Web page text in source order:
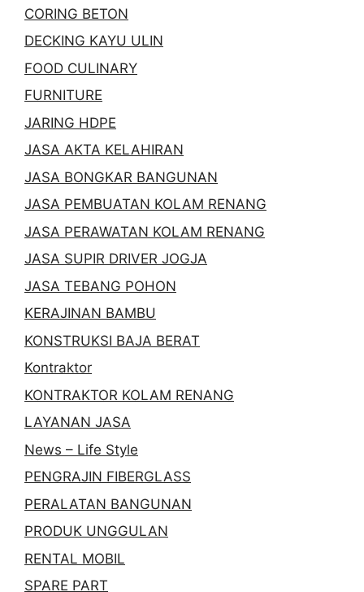
CORING BETON
DECKING KAYU ULIN
FOOD CULINARY
FURNITURE
JARING HDPE
JASA AKTA KELAHIRAN
JASA BONGKAR BANGUNAN
JASA PEMBUATAN KOLAM RENANG
JASA PERAWATAN KOLAM RENANG
JASA SUPIR DRIVER JOGJA
JASA TEBANG POHON
KERAJINAN BAMBU
KONSTRUKSI BAJA BERAT
Kontraktor
KONTRAKTOR KOLAM RENANG
LAYANAN JASA
News – Life Style
PENGRAJIN FIBERGLASS
PERALATAN BANGUNAN
PRODUK UNGGULAN
RENTAL MOBIL
SPARE PART